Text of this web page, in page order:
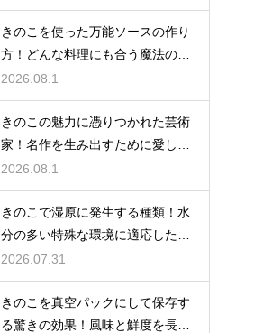
きのこを使った万能ソースの作り
方！どんな料理にも合う魔法のレ
シピ
2026.08.1
きのこの魅力に憑りつかれた芸術
家！名作を生み出すために愛した
種類
2026.08.1
きのこで湿原に発生する種類！水
分の多い特殊な環境に適応した菌
類の特徴を解説
2026.07.31
きのこを真空パックにして保存す
る驚きの効果！風味と鮮度を長期